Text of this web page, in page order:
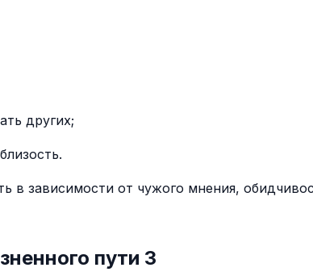
других;
в зависимости от чужого мнения,
пути 3